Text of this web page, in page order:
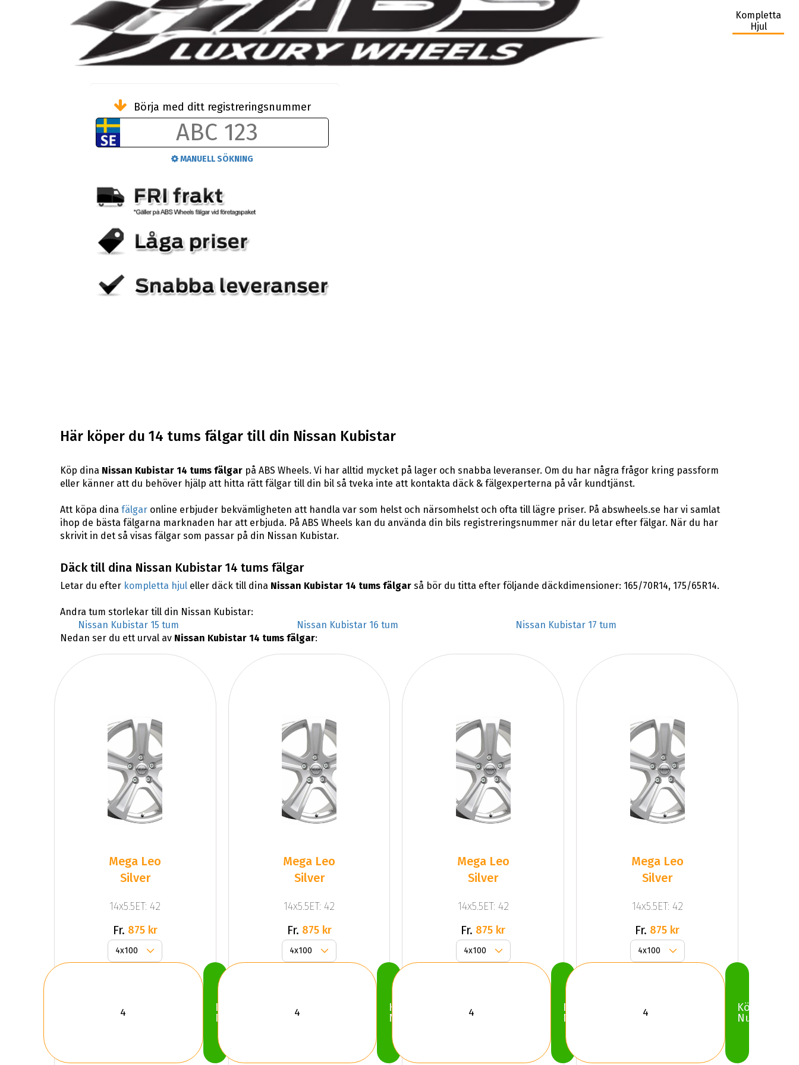
Kompletta
Hjul
Börja med ditt registreringsnummer
MANUELL SÖKNING
Här köper du 14 tums fälgar till din Nissan Kubistar
Köp dina Nissan Kubistar 14 tums fälgarpå ABS Wheels. Vi har alltid mycket på lager och snabba leveranser. Om du har några frågor kring passform
eller känner att du behöver hjälp att hitta rätt fälgar till din bil så tveka inte att kontakta däck & fälgexperterna på vår kundtjänst.
Att köpa dina fälgaronline erbjuder bekvämligheten att handla var som helst och närsomhelst och ofta till lägre priser. På abswheels.se har vi samlat
ihop de bästa fälgarna marknaden har att erbjuda. På ABS Wheels kan du använda din bils registreringsnummer när du letar efter fälgar. När du har
skrivit in det så visas fälgar som passar på din Nissan Kubistar.
Däck till dina Nissan Kubistar 14 tums fälgar
Letar du efter kompletta hjuleller däck till dina Nissan Kubistar 14 tums fälgarså bör du titta efter följande däckdimensioner: 165/70R14, 175/65R14.
Andra tum storlekar till din Nissan Kubistar:
Nissan Kubistar 15 tum
Nissan Kubistar 16 tum
Nissan Kubistar 17 tum
Nedan ser du ett urval av Nissan Kubistar 14 tums fälgar:
Mega Leo
Silver
14x5.5ET: 42
Fr. 875 kr
Köp
Nu
Mega Leo
Silver
14x5.5ET: 42
Fr. 875 kr
Köp
Nu
Mega Leo
Silver
14x5.5ET: 42
Fr. 875 kr
Köp
Nu
Mega Leo
Silver
14x5.5ET: 42
Fr. 875 kr
Köp
Nu